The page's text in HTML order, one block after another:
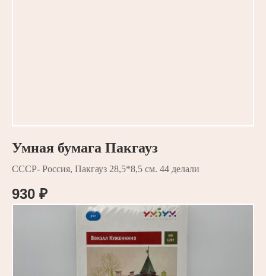
Умная бумага Пакгауз
СССР- Россия, Пакгауз 28,5*8,5 см. 44 делали
930 ₽